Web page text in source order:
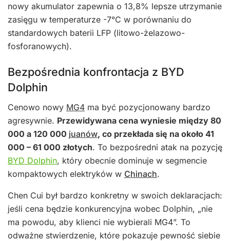
nowy akumulator zapewnia o 13,8% lepsze utrzymanie
zasięgu w temperaturze -7°C w porównaniu do
standardowych baterii LFP (litowo-żelazowo-
fosforanowych).
Bezpośrednia konfrontacja z BYD
Dolphin
Cenowo nowy MG4 ma być pozycjonowany bardzo
agresywnie. Przewidywana cena wyniesie między 80
000 a 120 000 juanów, co przekłada się na około 41
000 – 61 000 złotych. To bezpośredni atak na pozycję
BYD Dolphin, który obecnie dominuje w segmencie
kompaktowych elektryków w Chinach.
Chen Cui był bardzo konkretny w swoich deklaracjach:
jeśli cena będzie konkurencyjna wobec Dolphin, „nie
ma powodu, aby klienci nie wybierali MG4”. To
odważne stwierdzenie, które pokazuje pewność siebie